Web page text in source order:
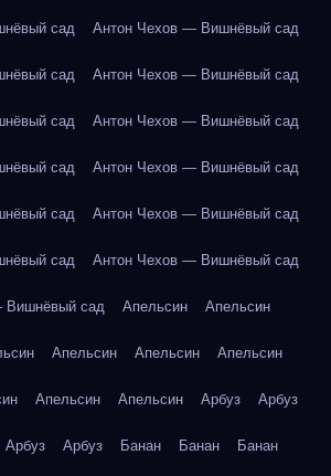
сад Антон Чехов — Вишнёвый сад
сад Антон Чехов — Вишнёвый сад
сад Антон Чехов — Вишнёвый сад
сад Антон Чехов — Вишнёвый сад
сад Антон Чехов — Вишнёвый сад
сад Антон Чехов — Вишнёвый сад
Вишнёвый сад Апельсин Апельсин
Апельсин Апельсин Апельсин
Апельсин Апельсин Арбуз Арбуз
Арбуз Арбуз Банан Банан Банан